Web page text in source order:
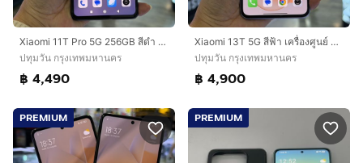
Xiaomi 11T Pro 5G 256GB สีดำ เครื่องศูนย์ สภาพสวยมากๆ จอ6.67นิ้ว แรม8รอม256 Sanp888 กล้อง108ล้าน(3ตัว)🔥🔥
ปทุมวัน กรุงเทพมหานคร
฿ 4,490
Xiaomi 13T 5G สีฟ้า เครื่องศูนย์ จอ6.67นิ้ว แรม12รอม256 Dimensity8200 กล้อง50ล้าน(3ตัว)🩷🩷
ปทุมวัน กรุงเทพมหานคร
฿ 4,900
PREMIUM PREMIUM